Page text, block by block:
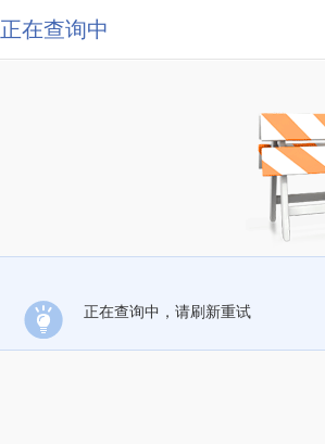
正在查询中
正在查询中，请刷新重试